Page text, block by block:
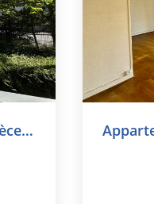
Appartement Maisons Laffitte 3 Pièce(s) 63.09 M2